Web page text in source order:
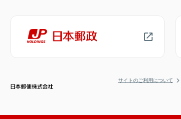
サイトのご利用について